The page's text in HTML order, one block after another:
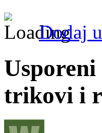
Dodaj
trikovi i